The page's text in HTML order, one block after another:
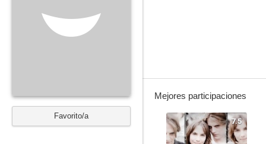
Favorito/a
Mejores participaciones
7.5